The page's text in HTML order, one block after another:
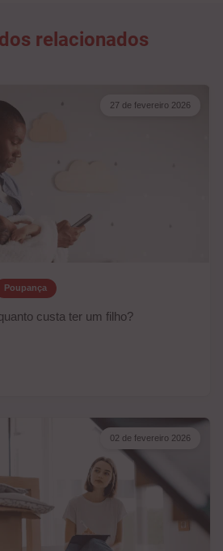
relacionados
27 de fevereiro 2026
Poupança
custa ter um filho?
02 de fevereiro 2026